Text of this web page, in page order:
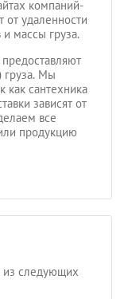
компаний-
от удаленности
и массы груза.
груза. Мы
как сантехника
зависят от
все
продукцию
из следующих